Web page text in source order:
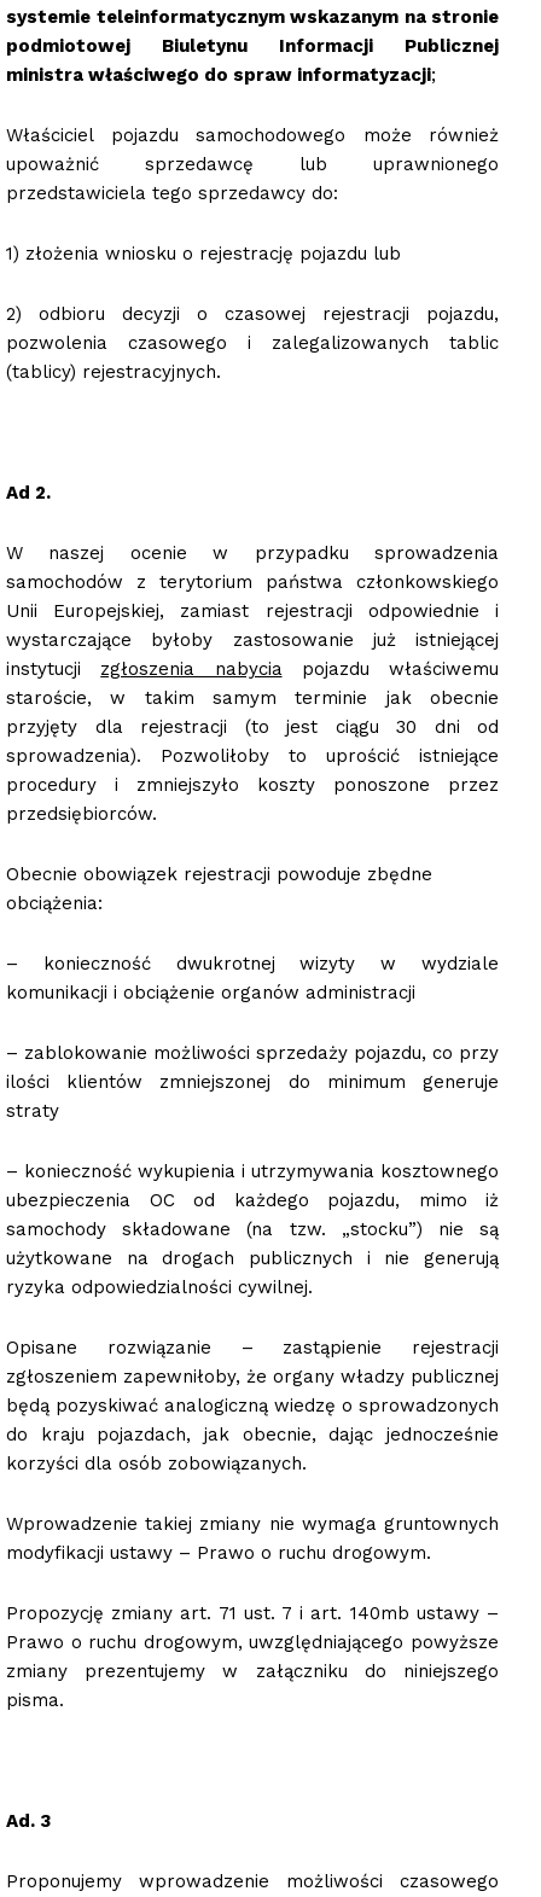
systemie teleinformatycznym wskazanym na stronie
podmiotowej Biuletynu Informacji Publicznej
ministra właściwego do spraw informatyzacji;
Właściciel pojazdu samochodowego może również
upoważnić sprzedawcę lub uprawnionego
przedstawiciela tego sprzedawcy do:
1) złożenia wniosku o rejestrację pojazdu lub
2) odbioru decyzji o czasowej rejestracji pojazdu,
pozwolenia czasowego i zalegalizowanych tablic
(tablicy) rejestracyjnych.
Ad 2.
W naszej ocenie w przypadku sprowadzenia
samochodów z terytorium państwa członkowskiego
Unii Europejskiej, zamiast rejestracji odpowiednie i
wystarczające byłoby zastosowanie już istniejącej
instytucji zgłoszenia nabycia pojazdu właściwemu
staroście, w takim samym terminie jak obecnie
przyjęty dla rejestracji (to jest ciągu 30 dni od
sprowadzenia). Pozwoliłoby to uprościć istniejące
procedury i zmniejszyło koszty ponoszone przez
przedsiębiorców.
Obecnie obowiązek rejestracji powoduje zbędne
obciążenia:
– konieczność dwukrotnej wizyty w wydziale
komunikacji i obciążenie organów administracji
– zablokowanie możliwości sprzedaży pojazdu, co przy
ilości klientów zmniejszonej do minimum generuje
straty
– konieczność wykupienia i utrzymywania kosztownego
ubezpieczenia OC od każdego pojazdu, mimo iż
samochody składowane (na tzw. „stocku”) nie są
użytkowane na drogach publicznych i nie generują
ryzyka odpowiedzialności cywilnej.
Opisane rozwiązanie – zastąpienie rejestracji
zgłoszeniem zapewniłoby, że organy władzy publicznej
będą pozyskiwać analogiczną wiedzę o sprowadzonych
do kraju pojazdach, jak obecnie, dając jednocześnie
korzyści dla osób zobowiązanych.
Wprowadzenie takiej zmiany nie wymaga gruntownych
modyfikacji ustawy – Prawo o ruchu drogowym.
Propozycję zmiany art. 71 ust. 7 i art. 140mb ustawy –
Prawo o ruchu drogowym, uwzględniającego powyższe
zmiany prezentujemy w załączniku do niniejszego
pisma.
Ad. 3
Proponujemy wprowadzenie możliwości czasowego